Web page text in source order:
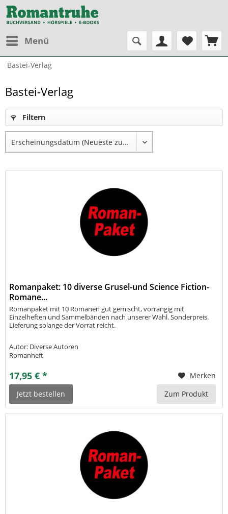
Menü
Bastei-Verlag
Bastei-Verlag
Filtern
Romanpaket: 10 diverse Grusel-und Science Fiction-
Romane...
Romanpaket mit 10 Romanen gut gemischt, vorrangig mit
Einzelheften und Sammelbänden nach unserer Wahl. Sonderpreis.
Lieferung solange der Vorrat reicht.
Autor: Diverse Autoren
Romanheft
17,95 € *
Merken
Jetzt bestellen
Zum Produkt